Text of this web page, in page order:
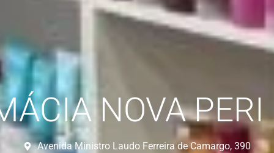
NOVA PERI
Avenida Ministro Laudo Ferreira de Camargo, 390